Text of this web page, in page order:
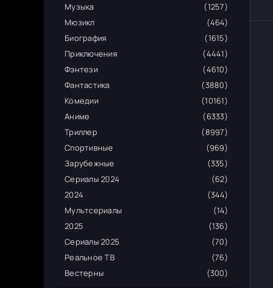
Музыка
(1257)
Мюзикл
(464)
Биография
(1615)
Приключения
(4441)
Фэнтези
(4610)
Фантастика
(3880)
Комедии
(10161)
Аниме
(6333)
Триллер
(8997)
Спортивные
(969)
Зарубежные
(335)
Сериалы 2024
(62)
2024
(344)
Мультсериалы
(14)
2025
(136)
Сериалы 2025
(70)
Реальное ТВ
(76)
Вестерны
(300)